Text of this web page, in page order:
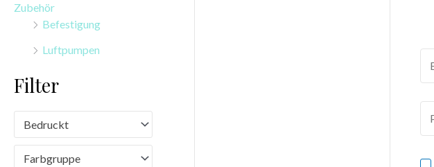
n
c
Zubehör
Befestigung
Luftpumpen
Filter
Bedruckt
Farbgruppe